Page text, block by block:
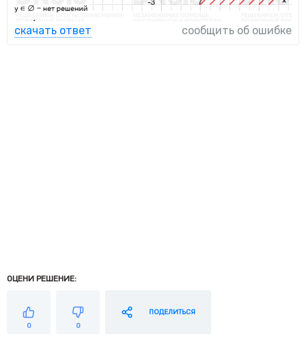
скачать ответ сообщить об ошибке
ОЦЕНИ РЕШЕНИЕ:
0 0
ПОДЕЛИТЬСЯ